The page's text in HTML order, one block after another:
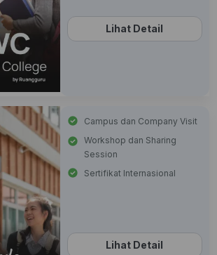
Lihat Detail
Campus dan Company Visit
Workshop dan Sharing
Session
Sertifikat Internasional
Lihat Detail